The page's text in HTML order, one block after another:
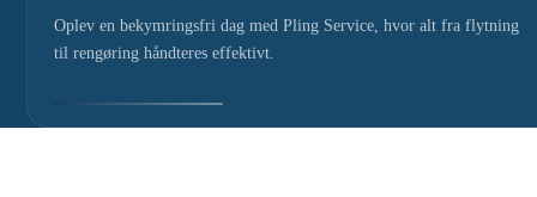
Oplev en bekymringsfri dag med Pling Service, hvor alt fra flytning
til rengøring håndteres effektivt.